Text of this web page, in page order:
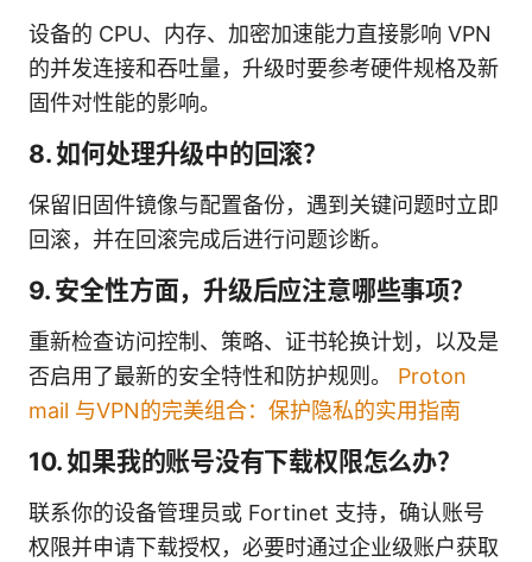
设备的 CPU、内存、加密加速能力直接影响 VPN
的并发连接和吞吐量，升级时要参考硬件规格及新
固件对性能的影响。
8. 如何处理升级中的回滚？
保留旧固件镜像与配置备份，遇到关键问题时立即
回滚，并在回滚完成后进行问题诊断。
9. 安全性方面，升级后应注意哪些事项？
重新检查访问控制、策略、证书轮换计划，以及是
否启用了最新的安全特性和防护规则。 Proton
mail 与VPN的完美组合：保护隐私的实用指南
10. 如果我的账号没有下载权限怎么办？
联系你的设备管理员或 Fortinet 支持，确认账号
权限并申请下载授权，必要时通过企业级账户获取